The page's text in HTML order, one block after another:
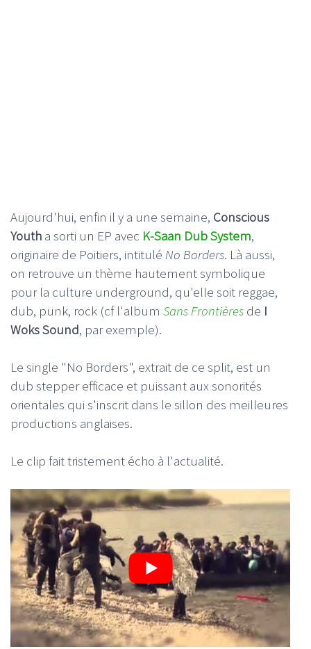
Aujourd'hui, enfin il y a une semaine, Conscious
Youth a sorti un EP avec K-Saan Dub System,
originaire de Poitiers, intitulé No Borders. Là aussi,
on retrouve un thème hautement symbolique
pour la culture underground, qu'elle soit reggae,
dub, punk, rock (cf l'album Sans Frontières de I
Woks Sound, par exemple).
Le single "No Borders", extrait de ce split, est un
dub stepper efficace et puissant aux sonorités
orientales qui s'inscrit dans le sillon des meilleures
productions anglaises.
Le clip fait tristement écho à l'actualité.